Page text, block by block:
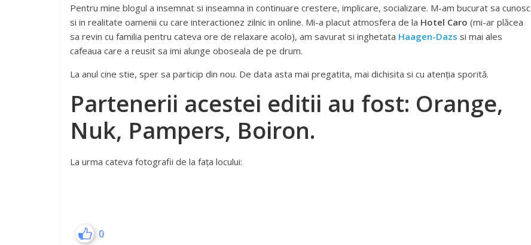
Pentru mine blogul a insemnat si inseamna in continuare crestere, implicare, socializare. M-am bucurat sa cunosc
si in realitate oamenii cu care interactionez zilnic in online. Mi-a placut atmosfera de la Hotel Caro (mi-ar plăcea
sa revin cu familia pentru cateva ore de relaxare acolo), am savurat si inghetata Haagen-Dazs si mai ales
cafeaua care a reusit sa imi alunge oboseala de pe drum.
La anul cine stie, sper sa particip din nou. De data asta mai pregatita, mai dichisita si cu atenția sporită.
Partenerii acestei editii au fost: Orange,
Nuk, Pampers, Boiron.
La urma cateva fotografii de la fața locului:
0